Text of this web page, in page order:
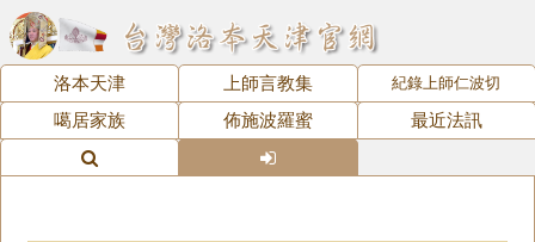
洛本天津 上師言教集 紀錄上師仁波切
噶居家族 佈施波羅蜜 最近法訊